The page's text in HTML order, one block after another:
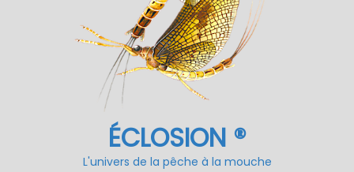
ÉCLOSION ®
L'univers de la pêche à la mouche